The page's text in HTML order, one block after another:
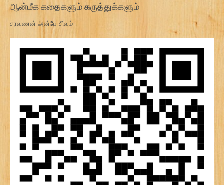
ஆன்மீக கதைகளும் கருத்துக்களும்:
சரவணன் அன்பே சிவம்